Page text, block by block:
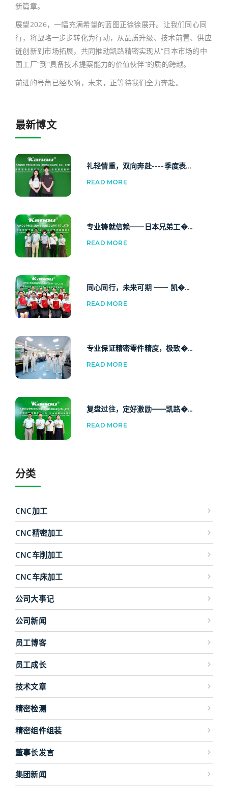
新篇章。
展望2026，一幅充满希望的蓝图正徐徐展开。让我们同心同
行，将战略一步步转化为行动，从品质升级、技术前置、供应
链创新到市场拓展，共同推动凯路精密实现从“日本市场的中
国工厂”到“具备技术提案能力的价值伙伴”的质的跨越。
前进的号角已经吹响，未来，正等待我们全力奔赴。
最新博文
礼轻情重，双向奔赴----季度表...
READ MORE
专业铸就信赖——日本兄弟工�...
READ MORE
同心同行，未来可期 —— 凯�...
READ MORE
专业保证精密零件精度，极致�...
READ MORE
复盘过往，定好激励——凯路�...
READ MORE
分类
CNC加工
CNC精密加工
CNC车削加工
CNC车床加工
公司大事记
公司新闻
员工博客
员工成长
技术文章
精密检测
精密组件组装
董事长发言
集团新闻